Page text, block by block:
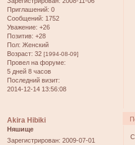
Приглашений: 0
Сообщений: 1752
Уважение: +26
Позитив: +28
Пол: Женский
Возраст: 32 [1994-08-09]
Провел на форуме:
5 дней 8 часов
Последний визит:
2014-12-14 13:56:08
Akira Hibiki
Няшище
Зарегистрирован: 2009-07-01